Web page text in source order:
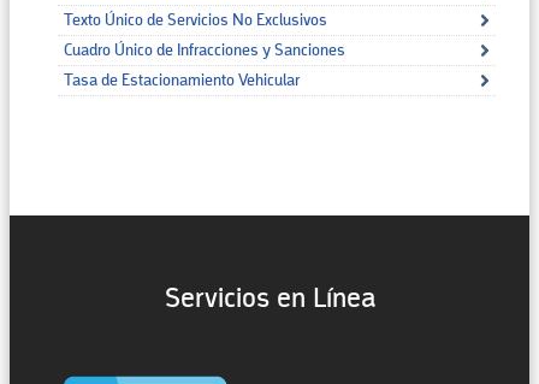
Texto Único de Servicios No Exclusivos
Cuadro Único de Infracciones y Sanciones
Tasa de Estacionamiento Vehicular
Servicios en Línea